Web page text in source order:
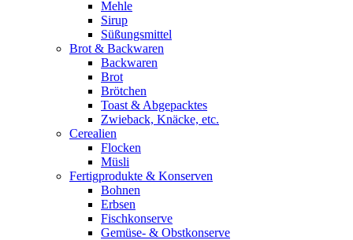
Mehle
Sirup
Süßungsmittel
Brot & Backwaren
Backwaren
Brot
Brötchen
Toast & Abgepacktes
Zwieback, Knäcke, etc.
Cerealien
Flocken
Müsli
Fertigprodukte & Konserven
Bohnen
Erbsen
Fischkonserve
Gemüse- & Obstkonserve